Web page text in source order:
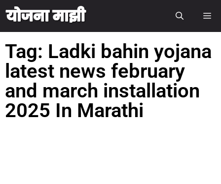
Tag: Ladki bahin yojana
latest news february
and march installation
2025 In Marathi